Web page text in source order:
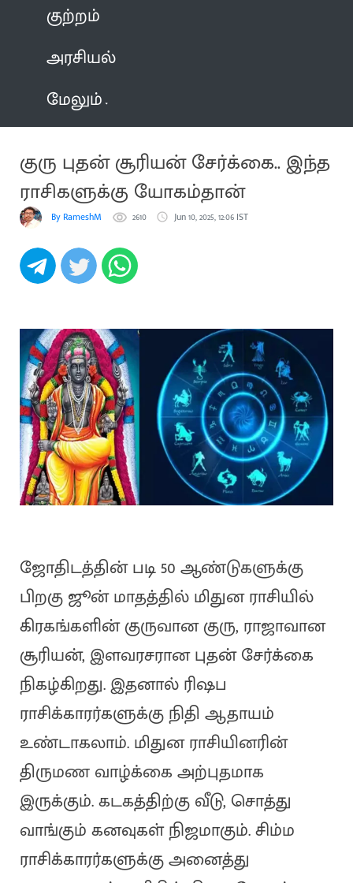
குற்றம்
அரசியல்
மேலும்
குரு புதன் சூரியன் சேர்க்கை.. இந்த
ராசிகளுக்கு யோகம்தான்
By RameshM 2610 Jun 10, 2025, 12:06 IST
ஜோதிடத்தின் படி 50 ஆண்டுகளுக்கு
பிறகு ஜூன் மாதத்தில் மிதுன ராசியில்
கிரகங்களின் குருவான குரு, ராஜாவான
சூரியன், இளவரசரான புதன் சேர்க்கை
நிகழ்கிறது. இதனால் ரிஷப
ராசிக்காரர்களுக்கு நிதி ஆதாயம்
உண்டாகலாம். மிதுன ராசியினரின்
திருமண வாழ்க்கை அற்புதமாக
இருக்கும். கடகத்திற்கு வீடு, சொத்து
வாங்கும் கனவுகள் நிஜமாகும். சிம்ம
ராசிக்காரர்களுக்கு அனைத்து